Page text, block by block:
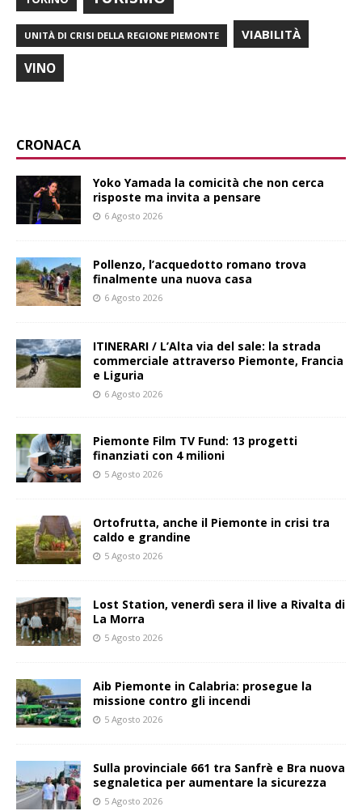
UNITÀ DI CRISI DELLA REGIONE PIEMONTE VIABILITÀ
VINO
CRONACA
Yoko Yamada la comicità che non cerca
risposte ma invita a pensare
6 Agosto 2026
Pollenzo, l’acquedotto romano trova
finalmente una nuova casa
6 Agosto 2026
ITINERARI / L’Alta via del sale: la strada
commerciale attraverso Piemonte, Francia
e Liguria
6 Agosto 2026
Piemonte Film TV Fund: 13 progetti
finanziati con 4 milioni
5 Agosto 2026
Ortofrutta, anche il Piemonte in crisi tra
caldo e grandine
5 Agosto 2026
Lost Station, venerdì sera il live a Rivalta di
La Morra
5 Agosto 2026
Aib Piemonte in Calabria: prosegue la
missione contro gli incendi
5 Agosto 2026
Sulla provinciale 661 tra Sanfrè e Bra nuova
segnaletica per aumentare la sicurezza
5 Agosto 2026